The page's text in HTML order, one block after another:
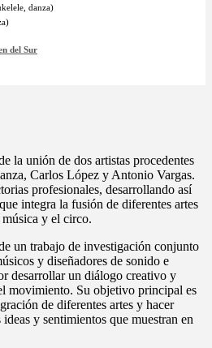
danza)
del Sur
la unión de dos artistas procedentes
Carlos López y Antonio Vargas.
profesionales, desarrollando así
integra la fusión de diferentes artes
y el circo.
un trabajo de investigación conjunto
y diseñadores de sonido e
desarrollar un diálogo creativo y
movimiento. Su objetivo principal es
de diferentes artes y hacer
y sentimientos que muestran en